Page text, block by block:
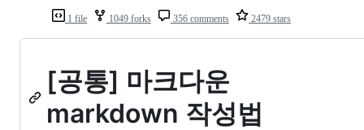
1 file 1049 forks 356 comments 2479 stars
[공통] 마크다운
markdown 작성법